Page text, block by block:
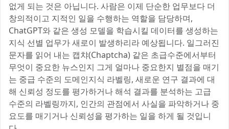
없게 되는 것은 아닙니다. 사람은 이제 단순한 업무보다 더
창의적이고 지적인 일을 수행하는 역할을 담당하며,
ChatGPT와 같은 생성 모델을 학습시킬 데이터를 생성하는
지식 선별 업무가 새로이 발생하리라 예상됩니다. 일그러진
문자를 읽어 내는 캡챠(Chaptcha) 같은 초급수준에서부터
무엇이 중요한 뉴스인지 그게 얼마나 중요한지 별점을 매기
는 중급 수준의 도메인지식 라벨링, 새로운 연구 결과에 대
해 신뢰성 정도를 평가하거나 해석 결과를 분석하는 고급
수준의 라벨링까지, 인간의 관점에서 사실을 파악하거나 중
요도를 매기거나 신뢰성을 평가하는 일을 하게 될 것입니